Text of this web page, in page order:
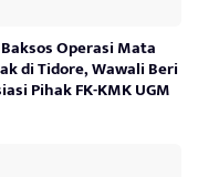
Operasi Mata
di Tidore, Wawali Beri
Pihak FK-KMK UGM